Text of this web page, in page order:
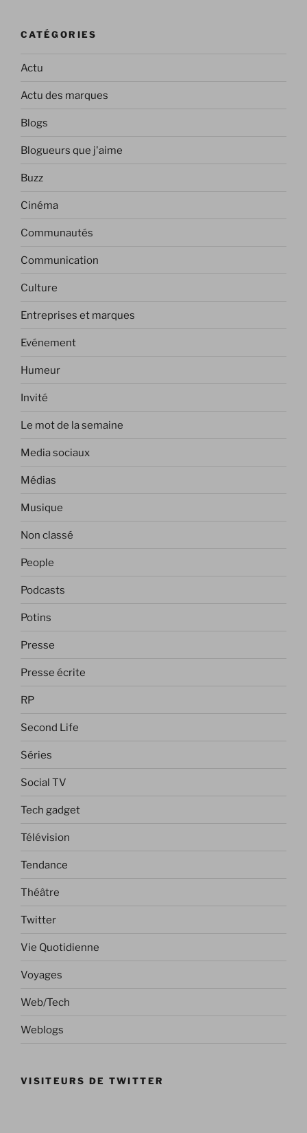
CATÉGORIES
Actu
Actu des marques
Blogs
Blogueurs que j'aime
Buzz
Cinéma
Communautés
Communication
Culture
Entreprises et marques
Evénement
Humeur
Invité
Le mot de la semaine
Media sociaux
Médias
Musique
Non classé
People
Podcasts
Potins
Presse
Presse écrite
RP
Second Life
Séries
Social TV
Tech gadget
Télévision
Tendance
Théâtre
Twitter
Vie Quotidienne
Voyages
Web/Tech
Weblogs
VISITEURS DE TWITTER